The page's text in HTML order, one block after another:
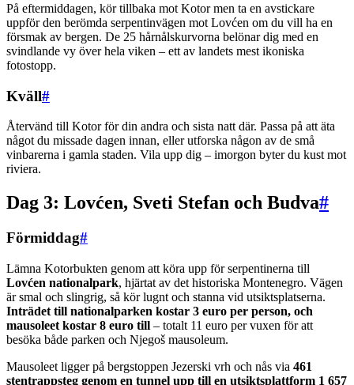
På eftermiddagen, kör tillbaka mot Kotor men ta en avstickare
uppför den berömda serpentinvägen mot Lovćen om du vill ha en
försmak av bergen. De 25 hårnålskurvorna belönar dig med en
svindlande vy över hela viken – ett av landets mest ikoniska
fotostopp.
Kväll#
Återvänd till Kotor för din andra och sista natt där. Passa på att äta
något du missade dagen innan, eller utforska någon av de små
vinbarerna i gamla staden. Vila upp dig – imorgon byter du kust mot
riviera.
Dag 3: Lovćen, Sveti Stefan och Budva#
Förmiddag#
Lämna Kotorbukten genom att köra upp för serpentinerna till
Lovćen nationalpark, hjärtat av det historiska Montenegro. Vägen
är smal och slingrig, så kör lugnt och stanna vid utsiktsplatserna.
Inträdet till nationalparken kostar 3 euro per person, och
mausoleet kostar 8 euro till – totalt 11 euro per vuxen för att
besöka både parken och Njegoš mausoleum.
Mausoleet ligger på bergstoppen Jezerski vrh och nås via 461
stentrappsteg genom en tunnel upp till en utsiktsplattform 1 657